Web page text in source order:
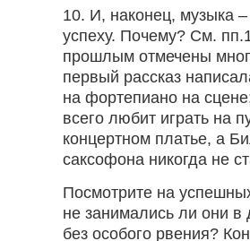
10. И, наконец, музыка
успеху. Почему? См.
прошлым отмечены
первый рассказ
на фортепиано на
всего любит играть на
концертном платье, а
саксофона никогда не
Посмотрите на
не занимались ли они в
без особого рвения?